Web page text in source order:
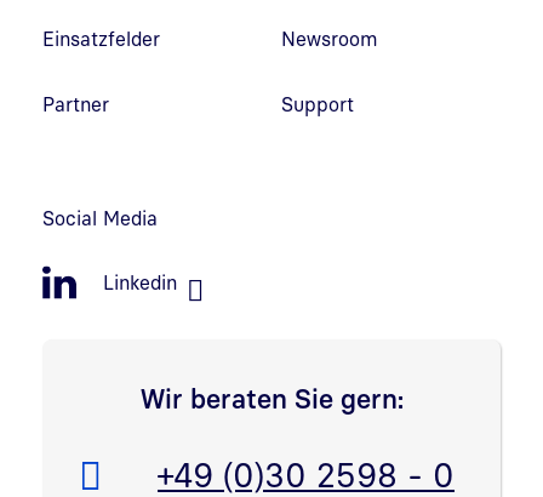
Einsatzfelder
Partner
Newsroom
Support
Social Media
Linkedin
Wir beraten Sie gern:
Telefon:
+49 (0)30 2598 - 0